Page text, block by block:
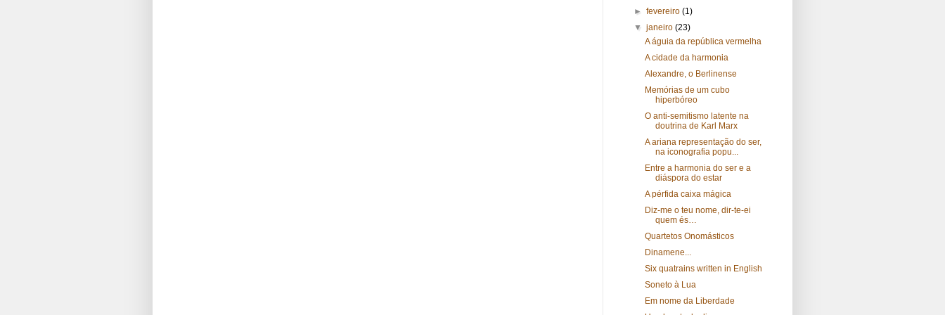
►fevereiro(1)
▼janeiro(23)
A águia da república vermelha
A cidade da harmonia
Alexandre, o Berlinense
Memórias de um cubo
hiperbóreo
O anti-semitismo latente na
doutrina de Karl Marx
A ariana representação do ser,
na iconografia popu...
Entre a harmonia do ser e a
diáspora do estar
A pérfida caixa mágica
Diz-me o teu nome, dir-te-ei
quem és…
Quartetos Onomásticos
Dinamene...
Six quatrains written in English
Soneto à Lua
Em nome da Liberdade